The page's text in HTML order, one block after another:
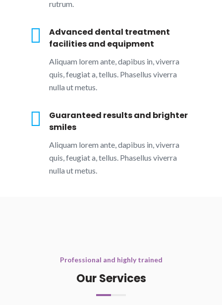
rutrum.
Advanced dental treatment
facilities and equipment
Aliquam lorem ante, dapibus in, viverra
quis, feugiat a, tellus. Phasellus viverra
nulla ut metus.
Guaranteed results and brighter
smiles
Aliquam lorem ante, dapibus in, viverra
quis, feugiat a, tellus. Phasellus viverra
nulla ut metus.
Professional and highly trained
Our Services